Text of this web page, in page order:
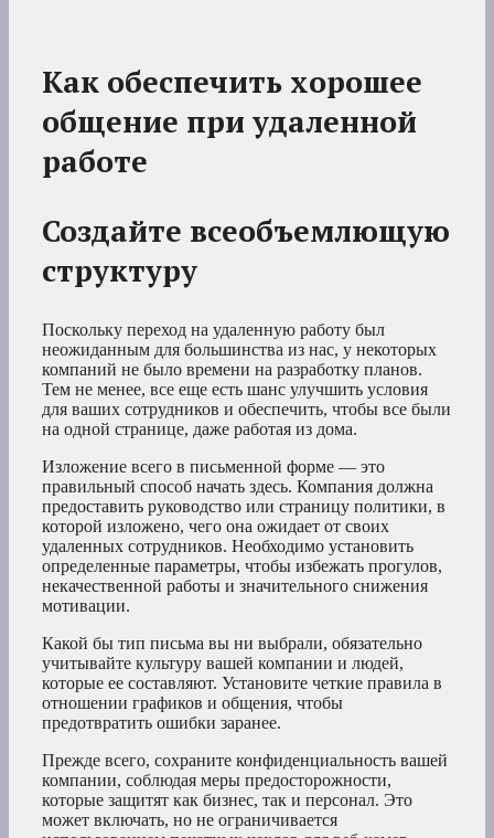
Как обеспечить хорошее
общение при удаленной
работе
Создайте всеобъемлющую
структуру
Поскольку переход на удаленную работу был
неожиданным для большинства из нас, у некоторых
компаний не было времени на разработку планов.
Тем не менее, все еще есть шанс улучшить условия
для ваших сотрудников и обеспечить, чтобы все были
на одной странице, даже работая из дома.
Изложение всего в письменной форме — это
правильный способ начать здесь. Компания должна
предоставить руководство или страницу политики, в
которой изложено, чего она ожидает от своих
удаленных сотрудников. Необходимо установить
определенные параметры, чтобы избежать прогулов,
некачественной работы и значительного снижения
мотивации.
Какой бы тип письма вы ни выбрали, обязательно
учитывайте культуру вашей компании и людей,
которые ее составляют. Установите четкие правила в
отношении графиков и общения, чтобы
предотвратить ошибки заранее.
Прежде всего, сохраните конфиденциальность вашей
компании, соблюдая меры предосторожности,
которые защитят как бизнес, так и персонал. Это
может включать, но не ограничивается